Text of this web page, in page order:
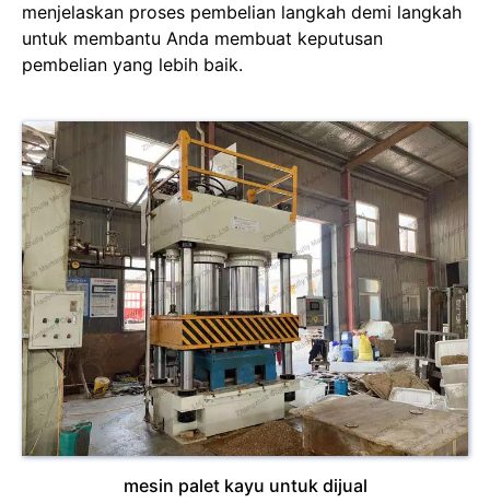
menjelaskan proses pembelian langkah demi langkah
untuk membantu Anda membuat keputusan
pembelian yang lebih baik.
mesin palet kayu untuk dijual